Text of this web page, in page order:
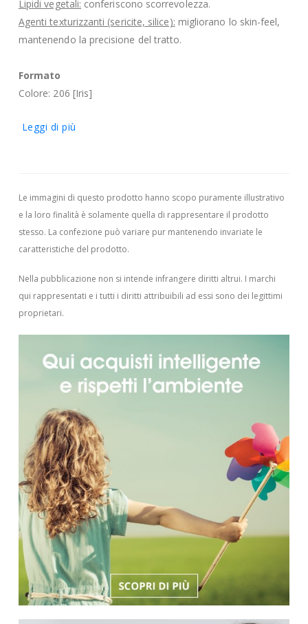
Lipidi vegetali: conferiscono scorrevolezza.
Agenti texturizzanti (sericite, silice): migliorano lo skin-feel,
mantenendo la precisione del tratto.
Formato
Colore: 206 [Iris]
Leggi di più
Le immagini di questo prodotto hanno scopo puramente illustrativo
e la loro finalità è solamente quella di rappresentare il prodotto
stesso. La confezione può variare pur mantenendo invariate le
caratteristiche del prodotto.
Nella pubblicazione non si intende infrangere diritti altrui. I marchi
qui rappresentati e i tutti i diritti attribuibili ad essi sono dei legittimi
proprietari.